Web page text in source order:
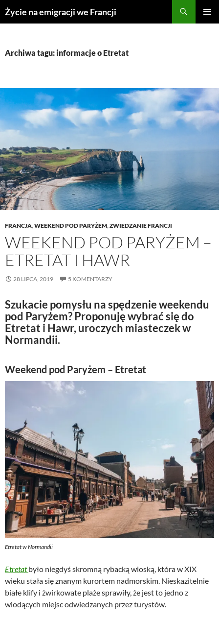
Przejdź
doŻycie na emigracji we Francji
Archiwa tagu: informacje o Etretat
FRANCJA,WEEKEND POD PARYŻEM,ZWIEDZANIE FRANCJI
WEEKEND POD PARYŻEM –
ETRETAT I HAWR
28 LIPCA, 2019 5 KOMENTARZY
Szukacie pomysłu na spędzenie weekendu
pod Paryżem? Proponuję wybrać się do
Etretat i Hawr, uroczych miasteczek w
Normandii.
Weekend pod Paryżem – Etretat
Etretat w Normandii
Etretatbyło niegdyś skromną rybacką wioską, która w XIX
wieku stała się znanym kurortem nadmorskim. Nieskazitelnie
białe klify i żwirkowate plaże sprawiły, że jest to jedno z
wiodących miejsc odwiedzanych przez turystów.